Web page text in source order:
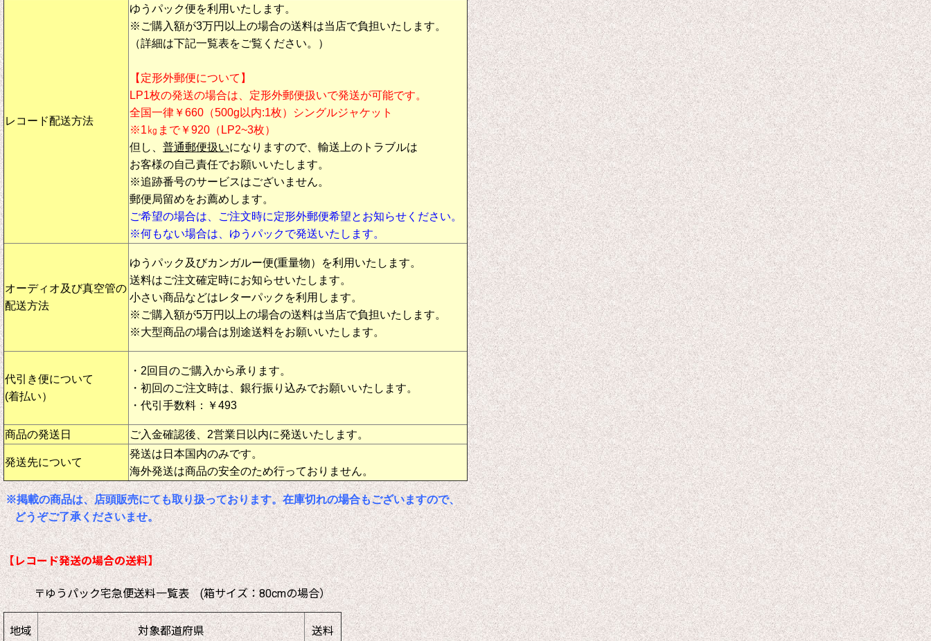
レコード配送方法
ゆうパック便を利用いたします。
※ご購入額が3万円以上の場合の送料は当店で負担いたします。
（詳細は下記一覧表をご覧ください。）
【定形外郵便について】
LP1枚の発送の場合は、定形外郵便扱いで発送が可能です。
全国一律￥660（500g以内:1枚）シングルジャケット
※1㎏まで￥920（LP2~3枚）
但し、 普通郵便扱いになりますので、輸送上のトラブルは
お客様の自己責任でお願いいたします。
※追跡番号のサービスはございません。
郵便局留めをお薦めします。
ご希望の場合は、ご注文時に定形外郵便希望とお知らせください。
※何もない場合は、ゆうパックで発送いたします。
オーディオ及び真空管の
配送方法
ゆうパック及びカンガルー便(重量物）を利用いたします。
送料はご注文確定時にお知らせいたします。
小さい商品などはレターパックを利用します。
※ご購入額が5万円以上の場合の送料は当店で負担いたします。
※大型商品の場合は別途送料をお願いいたします。
代引き便について
(着払い）
・2回目のご購入から承ります。
・初回のご注文時は、銀行振り込みでお願いいたします。
・代引手数料：￥493
商品の発送日 ご入金確認後、2営業日以内に発送いたします。
発送先について
発送は日本国内のみです。
海外発送は商品の安全のため行っておりません。
※掲載の商品は、店頭販売にても取り扱っております。在庫切れの場合もございますので、
どうぞご了承くださいませ。
【レコード発送の場合の送料】
〒ゆうパック宅急便送料一覧表 (箱サイズ：80cmの場合）
地域 対象都道府県 送料